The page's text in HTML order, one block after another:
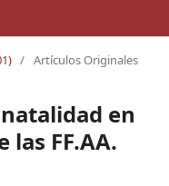
/ Artículos Originales
en
las FF.AA.